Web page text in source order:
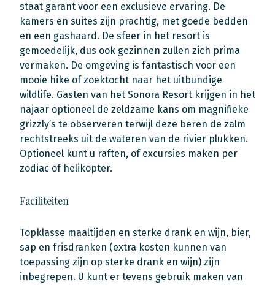
staat garant voor een exclusieve ervaring. De
kamers en suites zijn prachtig, met goede bedden
en een gashaard. De sfeer in het resort is
gemoedelijk, dus ook gezinnen zullen zich prima
vermaken. De omgeving is fantastisch voor een
mooie hike of zoektocht naar het uitbundige
wildlife. Gasten van het Sonora Resort krijgen in het
najaar optioneel de zeldzame kans om magnifieke
grizzly’s te observeren terwijl deze beren de zalm
rechtstreeks uit de wateren van de rivier plukken.
Optioneel kunt u raften, of excursies maken per
zodiac of helikopter.
Faciliteiten
Topklasse maaltijden en sterke drank en wijn, bier,
sap en frisdranken (extra kosten kunnen van
toepassing zijn op sterke drank en wijn) zijn
inbegrepen. U kunt er tevens gebruik maken van